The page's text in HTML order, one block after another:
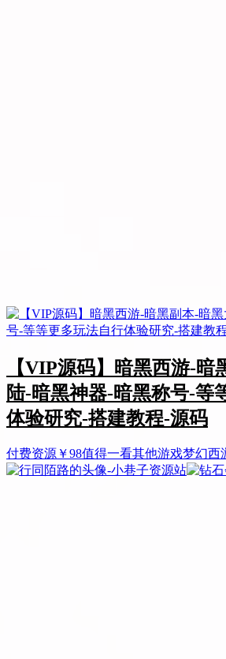
【VIP源码】暗黑西游-暗
陆-暗黑神器-暗黑称号-等
体验研究-搭建教程-源码
付费资源 ￥98值得一看其他游戏梦幻西